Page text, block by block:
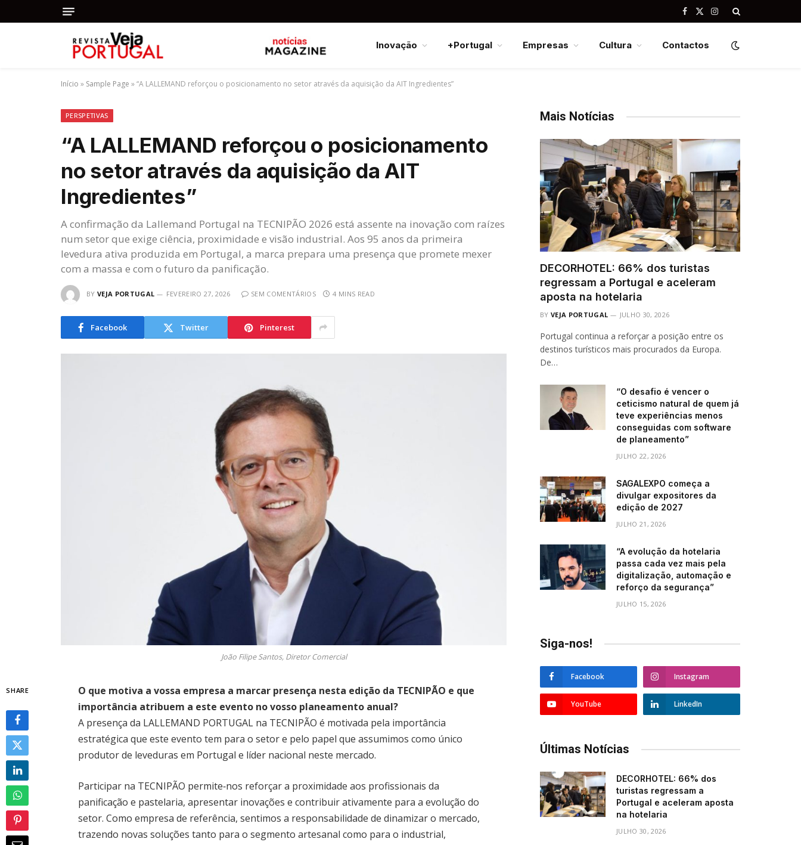
Facebook
X
Instagram
Inovação +Portugal Empresas Cultura Contactos
Início » Sample Page »“A LALLEMAND reforçou o posicionamento no setor através da aquisição da AIT Ingredientes”
PERSPETIVAS
“A LALLEMAND reforçou o posicionamento
no setor através da aquisição da AIT
Ingredientes”
A confirmação da Lallemand Portugal na TECNIPÃO 2026 está assente na inovação com raízes
num setor que exige ciência, proximidade e visão industrial. Aos 95 anos da primeira
levedura ativa produzida em Portugal, a marca prepara uma presença que promete mexer
com a massa e com o futuro da panificação.
BY VEJA PORTUGAL FEVEREIRO 27, 2026 SEM COMENTÁRIOS 4 MINS READ
Facebook Twitter Pinterest
João Filipe Santos, Diretor Comercial
SHARE
O que motiva a vossa empresa a marcar presença nesta edição da TECNIPÃO e que
importância atribuem a este evento no vosso planeamento anual?
A presença da LALLEMAND PORTUGAL na TECNIPÃO é motivada pela importância
estratégica que este evento tem para o setor e pelo papel que assumimos como único
produtor de leveduras em Portugal e líder nacional neste mercado.
Participar na TECNIPÃO permite‑nos reforçar a proximidade aos profissionais da
panificação e pastelaria, apresentar inovações e contribuir ativamente para a evolução do
setor. Como empresa de referência, sentimos a responsabilidade de dinamizar o mercado,
trazendo novas soluções tanto para o segmento artesanal como para o industrial,
Mais Notícias
DECORHOTEL: 66% dos turistas
regressam a Portugal e aceleram
aposta na hotelaria
BY VEJA PORTUGAL JULHO 30, 2026
Portugal continua a reforçar a posição entre os
destinos turísticos mais procurados da Europa.
De…
“O desafio é vencer o
ceticismo natural de quem já
teve experiências menos
conseguidas com software
de planeamento”
JULHO 22, 2026
SAGALEXPO começa a
divulgar expositores da
edição de 2027
JULHO 21, 2026
“A evolução da hotelaria
passa cada vez mais pela
digitalização, automação e
reforço da segurança”
JULHO 15, 2026
Siga-nos!
Facebook Instagram
YouTube LinkedIn
Últimas Notícias
DECORHOTEL: 66% dos
turistas regressam a
Portugal e aceleram aposta
na hotelaria
JULHO 30, 2026